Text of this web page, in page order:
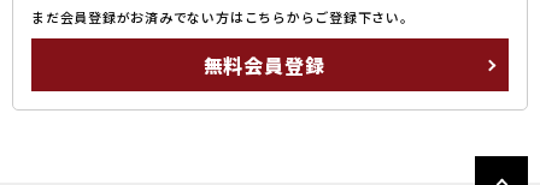
まだ会員登録がお済みでない方はこちらからご登録下さい。
無料会員登録